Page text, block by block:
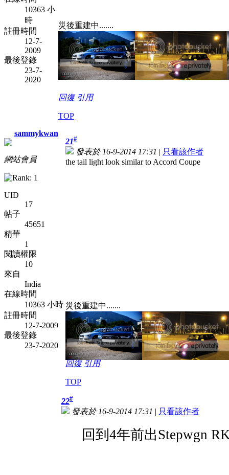
10363 小
時
註冊時間
12-7-
2009
最後登錄
23-7-
2020
災後重建中.......
回復 引用
TOP
sammykwan
網站會員
UID
17
帖子
45651
精華
1
閱讀權限
10
來自
India
在線時間
10363 小時
註冊時間
12-7-2009
最後登錄
23-7-2020
21#
發表於 16-9-2014 17:31 | 只看該作者
the tail light look similar to Accord Coupe
災後重建中.......
回復 引用
TOP
22#
發表於 16-9-2014 17:31 | 只看該作者
回到4年前出Stepwgn